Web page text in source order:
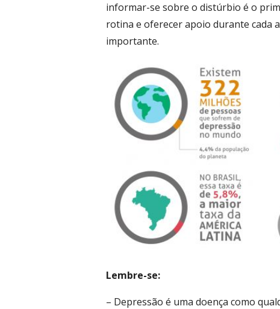
informar-se sobre o distúrbio é o
rotina e oferecer apoio durante cada
importante.
Lembre-se:
– Depressão é uma doença como